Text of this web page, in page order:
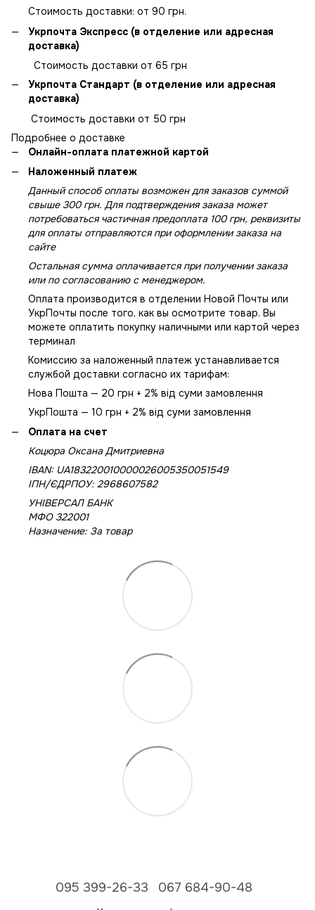
Стоимость доставки: от 90 грн.
Укрпочта Экспресс (в отделение или адресная
доставка)
Стоимость доставки от 65 грн
Укрпочта Стандарт (в отделение или адресная
доставка)
Стоимость доставки от 50 грн
Подробнее о доставке
Онлайн-оплата платежной картой
Наложенный платеж
Данный способ оплаты возможен для заказов суммой
свыше 300 грн. Для подтверждения заказа может
потребоваться частичная предоплата 100 грн, реквизиты
для оплаты отправляются при оформлении заказа на
сайте
Остальная сумма оплачивается при получении заказа
или по согласованию с менеджером.
Оплата производится в отделении Новой Почты или
УкрПочты после того, как вы осмотрите товар. Вы
можете оплатить покупку наличными или картой через
терминал
Комиссию за наложенный платеж устанавливается
службой доставки согласно их тарифам:
Нова Пошта — 20 грн + 2% від суми замовлення
УкрПошта — 10 грн + 2% від суми замовлення
Оплата на счет
Коцюра Оксана Дмитриевна
IBAN: UA183220010000026005350051549
IПН/ЄДРПОУ: 2968607582
УНІВЕРСАЛ БАНК
МФО 322001
Назначение: За товар
095 399-26-33 067 684-90-48